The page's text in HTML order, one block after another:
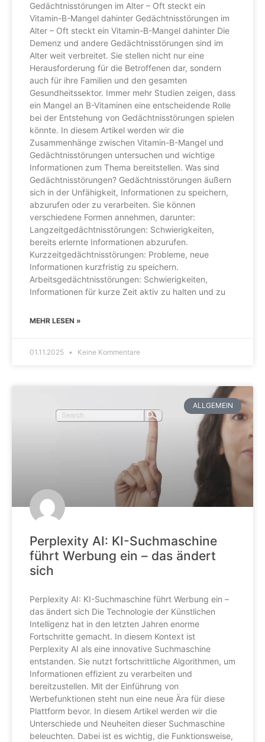
Gedächtnisstörungen im Alter – Oft steckt ein
Vitamin-B-Mangel dahinter Gedächtnisstörungen im
Alter – Oft steckt ein Vitamin-B-Mangel dahinter Die
Demenz und andere Gedächtnisstörungen sind im
Alter weit verbreitet. Sie stellen nicht nur eine
Herausforderung für die Betroffenen dar, sondern
auch für ihre Familien und den gesamten
Gesundheitssektor. Immer mehr Studien zeigen, dass
ein Mangel an B-Vitaminen eine entscheidende Rolle
bei der Entstehung von Gedächtnisstörungen spielen
könnte. In diesem Artikel werden wir die
Zusammenhänge zwischen Vitamin-B-Mangel und
Gedächtnisstörungen untersuchen und wichtige
Informationen zum Thema bereitstellen. Was sind
Gedächtnisstörungen? Gedächtnisstörungen äußern
sich in der Unfähigkeit, Informationen zu speichern,
abzurufen oder zu verarbeiten. Sie können
verschiedene Formen annehmen, darunter:
Langzeitgedächtnisstörungen: Schwierigkeiten,
bereits erlernte Informationen abzurufen.
Kurzzeitgedächtnisstörungen: Probleme, neue
Informationen kurzfristig zu speichern.
Arbeitsgedächtnisstörungen: Schwierigkeiten,
Informationen für kurze Zeit aktiv zu halten und zu
MEHR LESEN »
01.11.2025 Keine Kommentare
ALLGEMEIN
Perplexity AI: KI-Suchmaschine
führt Werbung ein – das ändert
sich
Perplexity AI: KI-Suchmaschine führt Werbung ein –
das ändert sich Die Technologie der Künstlichen
Intelligenz hat in den letzten Jahren enorme
Fortschritte gemacht. In diesem Kontext ist
Perplexity AI als eine innovative Suchmaschine
entstanden. Sie nutzt fortschrittliche Algorithmen, um
Informationen effizient zu verarbeiten und
bereitzustellen. Mit der Einführung von
Werbefunktionen steht nun eine neue Ära für diese
Plattform bevor. In diesem Artikel werden wir die
Unterschiede und Neuheiten dieser Suchmaschine
beleuchten. Dabei ist es wichtig, die Funktionsweise,